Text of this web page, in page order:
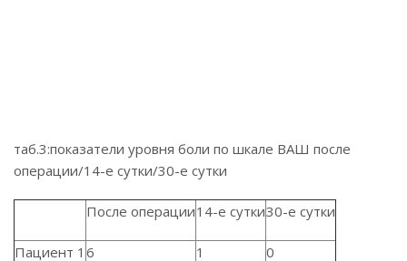
таб.3:показатели уровня боли по шкале ВАШ после
операции/14-е сутки/30-е сутки
После операции14-е сутки30-е сутки
Пациент 1 6 1 0